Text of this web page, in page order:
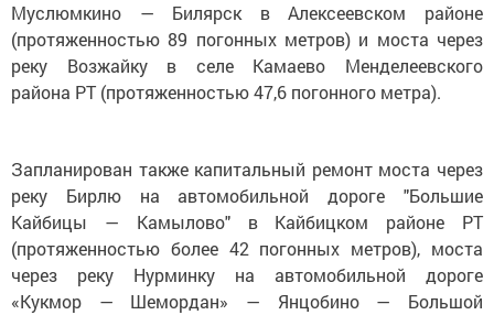
Муслюмкино — Билярск в Алексеевском районе
(протяженностью 89 погонных метров) и моста через
реку Возжайку в селе Камаево Менделеевского
района РТ (протяженностью 47,6 погонного метра).
Запланирован также капитальный ремонт моста через
реку Бирлю на автомобильной дороге "Большие
Кайбицы — Камылово" в Кайбицком районе РТ
(протяженностью более 42 погонных метров), моста
через реку Нурминку на автомобильной дороге
«Кукмор — Шемордан» — Янцобино — Большой